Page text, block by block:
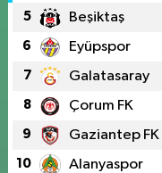
5 Beşiktaş
6 Eyüpspor
7 Galatasaray
8 Çorum FK
9 Gaziantep FK
10 Alanyaspor